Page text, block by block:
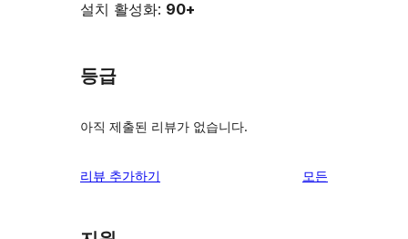
설치 활성화: 90+
등급
아직 제출된 리뷰가 없습니다.
리뷰 추가하기 모든